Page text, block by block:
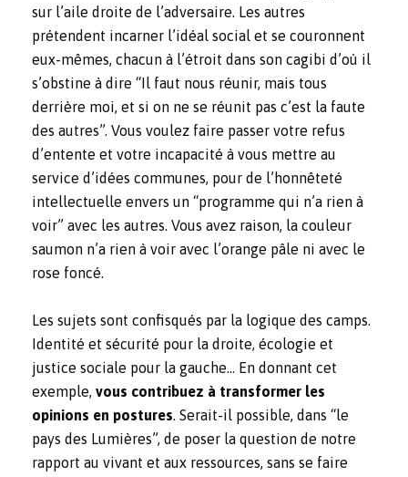
sur l’aile droite de l’adversaire. Les autres
prétendent incarner l’idéal social et se couronnent
eux-mêmes, chacun à l’étroit dans son cagibi d’où il
s’obstine à dire “Il faut nous réunir, mais tous
derrière moi, et si on ne se réunit pas c’est la faute
des autres”. Vous voulez faire passer votre refus
d’entente et votre incapacité à vous mettre au
service d’idées communes, pour de l’honnêteté
intellectuelle envers un “programme qui n’a rien à
voir” avec les autres. Vous avez raison, la couleur
saumon n’a rien à voir avec l’orange pâle ni avec le
rose foncé.
Les sujets sont confisqués par la logique des camps.
Identité et sécurité pour la droite, écologie et
justice sociale pour la gauche… En donnant cet
exemple, vous contribuez à transformer les
opinions en postures. Serait-il possible, dans “le
pays des Lumières”, de poser la question de notre
rapport au vivant et aux ressources, sans se faire